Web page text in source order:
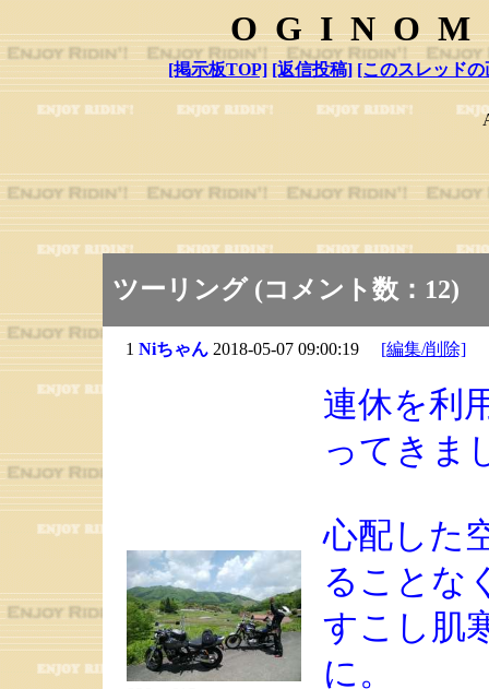
[掲示板TOP] [返信投稿] [このスレッドの
ツーリング (コメント数：12)
1 Niちゃん2018-05-07 09:00:19 [編集/削除]
連休を利
ってきま
心配した
ることな
すこし肌
に。